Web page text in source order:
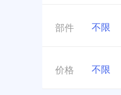
部件 不限
价格 不限